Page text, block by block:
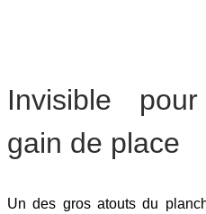
Invisible
gain de place
Un des gros atouts du